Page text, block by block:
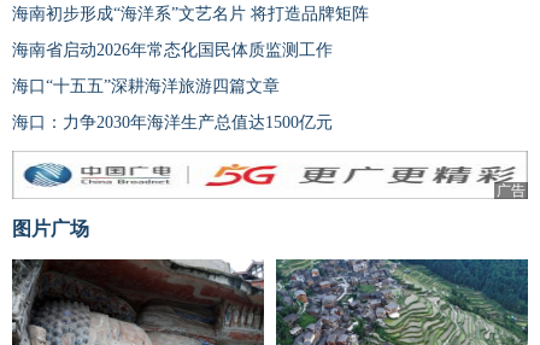
海南初步形成“海洋系”文艺名片 将打造品牌矩阵
海南省启动2026年常态化国民体质监测工作
海口“十五五”深耕海洋旅游四篇文章
海口：力争2030年海洋生产总值达1500亿元
广告
图片广场